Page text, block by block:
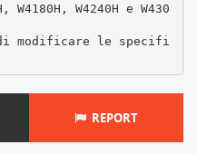
W4240H e W430
modificare le specifi
REPORT